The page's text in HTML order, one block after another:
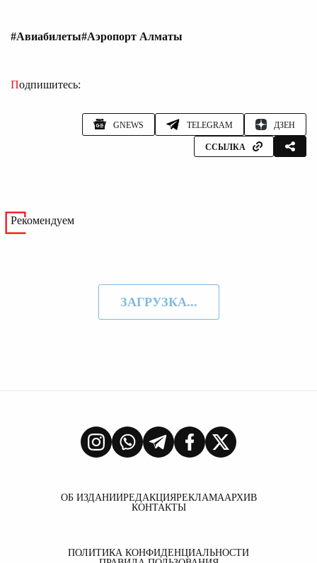
#Авиабилеты#Аэропорт Алматы
Подпишитесь:
GNEWS TELEGRAM ДЗЕН
ССЫЛКА
Рекомендуем
ЗАГРУЗКА...
ОБ ИЗДАНИИРЕДАКЦИЯРЕКЛАМААРХИВ
КОНТАКТЫ
ПОЛИТИКА КОНФИДЕНЦИАЛЬНОСТИ